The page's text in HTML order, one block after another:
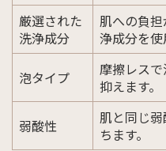
厳選された
洗浄成分
肌への負
浄成分を使
泡タイプ
摩擦レス
抑えます。
弱酸性
肌と同じ
ちます。